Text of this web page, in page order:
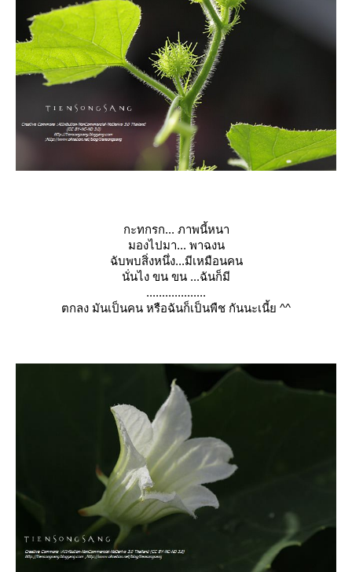
กะทกรก... ภาพนี้หนา
มองไปมา... พาฉงน
ฉับพบสิ่งหนึ่ง...มีเหมือนคน
นั่นไง ขน ขน ...ฉันก็มี
...................
ตกลง มันเป็นคน หรือฉันก็เป็นพืช กันนะเนี้ย ^^